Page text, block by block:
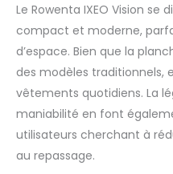
Le Rowenta IXEO Vision se
compact et moderne,
d’espace. Bien que la
des modèles traditionnels,
vêtements quotidiens. La
maniabilité en font
utilisateurs cherchant à
au repassage.